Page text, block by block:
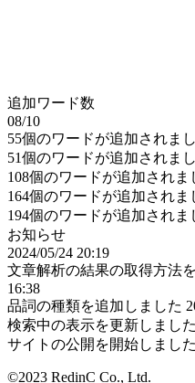
追加ワード数
08/10
55個のワードが追加されまし
51個のワードが追加されまし
108個のワードが追加されま
164個のワードが追加されま
194個のワードが追加されま
お知らせ
2024/05/24 20:19
文章解析の結果の取得方法
16:38
品詞の種類を追加しました
検索中の表示を更新しました
サイトの公開を開始しました
©2023 RedinC Co., Ltd.